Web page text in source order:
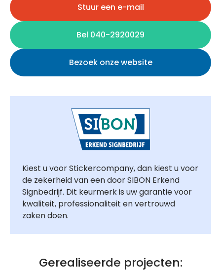
Stuur een e-mail
Bel 040-2920029
Bezoek onze website
Kiest u voor Stickercompany, dan kiest u voor
de zekerheid van een door SIBON Erkend
Signbedrijf. Dit keurmerk is uw garantie voor
kwaliteit, professionaliteit en vertrouwd
zaken doen.
Gerealiseerde projecten: